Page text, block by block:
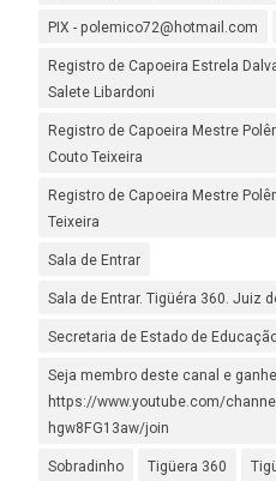
PIX - polemico72@hotmail.com
Registro de Capoeira Estrela
Salete Libardoni
Registro de Capoeira Mestre
Couto Teixeira
Registro de Capoeira Mestre
Teixeira
Sala de Entrar
Sala de Entrar. Tigüéra 360. Juiz
Secretaria de Estado de Educação
Seja membro deste canal e
https://www.youtube.com/
hgw8FG13aw/join
Sobradinho Tigüera 360